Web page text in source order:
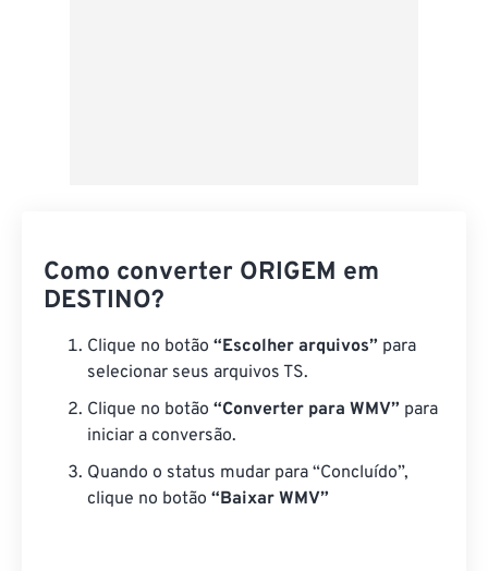
Como converter ORIGEM em
DESTINO?
Clique no botão “Escolher arquivos” para
selecionar seus arquivos TS.
Clique no botão “Converter para WMV” para
iniciar a conversão.
Quando o status mudar para “Concluído”,
clique no botão “Baixar WMV”